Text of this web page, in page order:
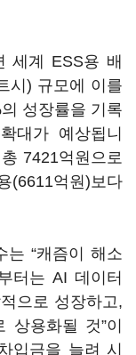
세계 ESS용 배
시) 규모에 이를
성장률을 기록
대가 예상됩니
7421억원으로
(6611억원)보다
는 “캐즘이 해소
터는 AI 데이터
으로 성장하고,
용화될 것”이
입금을 늘려 시